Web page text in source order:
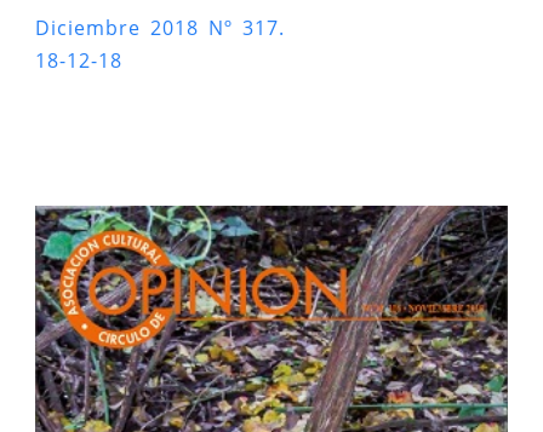
Diciembre 2018 Nº 317.
18-12-18